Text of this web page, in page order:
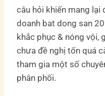
câu hỏi khiến mang lại
doanh bat dong san
khắc phục & nóng vội,
chưa đề nghị tốn quá
tham gia một số
phân phối.